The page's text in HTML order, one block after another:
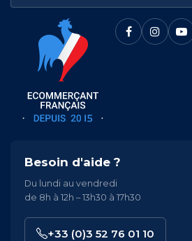
Besoin d'aide ?
Du lundi au vendredi
de 8h à 12h – 13h30 à 17h30
+33 (0)3 52 76 01 10